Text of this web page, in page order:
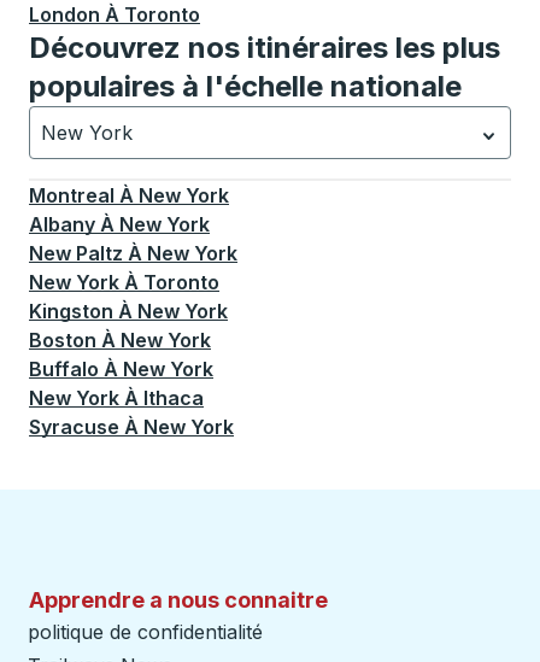
London À Toronto
Découvrez nos itinéraires les plus
populaires à l'échelle nationale
New York
Actuellement sélectionné: New York.La sélection est
Montreal À New York
Albany À New York
New Paltz À New York
New York À Toronto
Kingston À New York
Boston À New York
Buffalo À New York
New York À Ithaca
Syracuse À New York
Apprendre a nous connaitre
politique de confidentialité